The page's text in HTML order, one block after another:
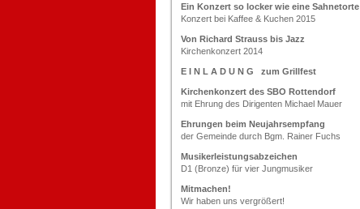
Ein Konzert so locker wie eine Sahnetorte
Konzert bei Kaffee & Kuchen 2015
Von Richard Strauss bis Jazz
Kirchenkonzert 2014
E I N L A D U N G zum Grillfest
Kirchenkonzert des SBO Rottendorf
mit Ehrung des Dirigenten Michael Mauer
Ehrungen beim Neujahrsempfang
der Gemeinde durch Bgm. Rainer Fuchs
Musikerleistungsabzeichen
D1 (Bronze) für vier Jungmusiker
Mitmachen!
Wir haben uns vergrößert!